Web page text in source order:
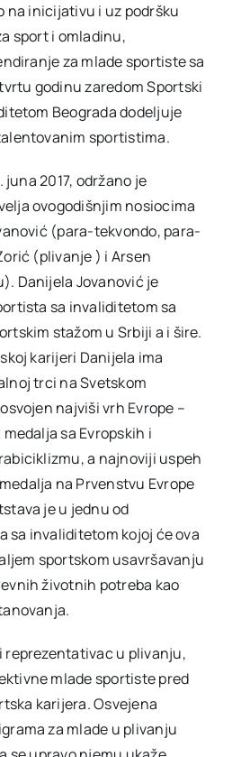
na inicijativu i uz podršku
sport i omladinu,
za mlade sportiste sa
godinu zaredom Sportski
Beograda dodeljuje
sportistima.
juna 2017, održano je
ovogodišnjim nosiocima
(para-tekvondo, para-
(plivanje ) i Arsen
Danijela Jovanović je
sa invaliditetom sa
stažom u Srbiji a i šire.
karijeri Danijela ima
trci na Svetskom
najviši vrh Evrope –
sa Evropskih i
a najnoviji uspeh
na Prvenstvu Evrope
je u jednu od
invaliditetom kojoj će ova
sportskom usavršavanju
životnih potreba kao
reprezentativac u plivanju,
mlade sportiste pred
karijera. Osvejena
za mlade u plivanju